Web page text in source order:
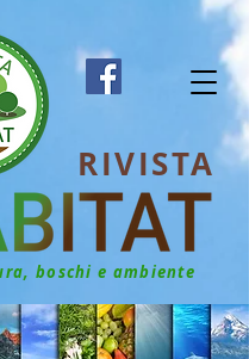
boschi e ambiente
RIVISTA